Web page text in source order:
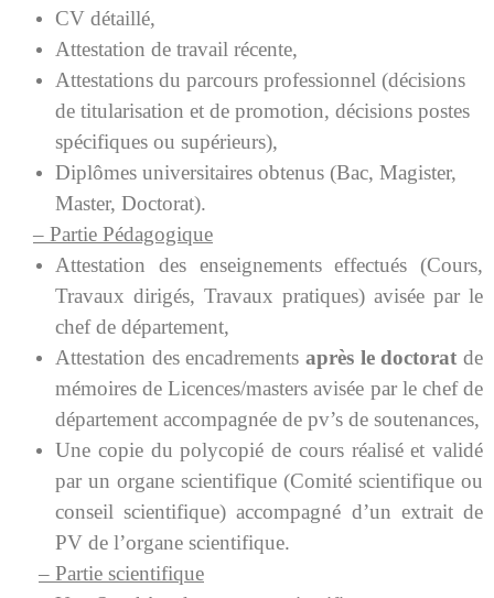
CV détaillé,
Attestation de travail récente,
Attestations du parcours professionnel (décisions
de titularisation et de promotion, décisions postes
spécifiques ou supérieurs),
Diplômes universitaires obtenus (Bac, Magister,
Master, Doctorat).
– Partie Pédagogique
Attestation des enseignements effectués (Cours,
Travaux dirigés, Travaux pratiques) avisée par le
chef de département,
Attestation des encadrements après le doctorat de
mémoires de Licences/masters avisée par le chef de
département accompagnée de pv’s de soutenances,
Une copie du polycopié de cours réalisé et validé
par un organe scientifique (Comité scientifique ou
conseil scientifique) accompagné d’un extrait de
PV de l’organe scientifique.
– Partie scientifique